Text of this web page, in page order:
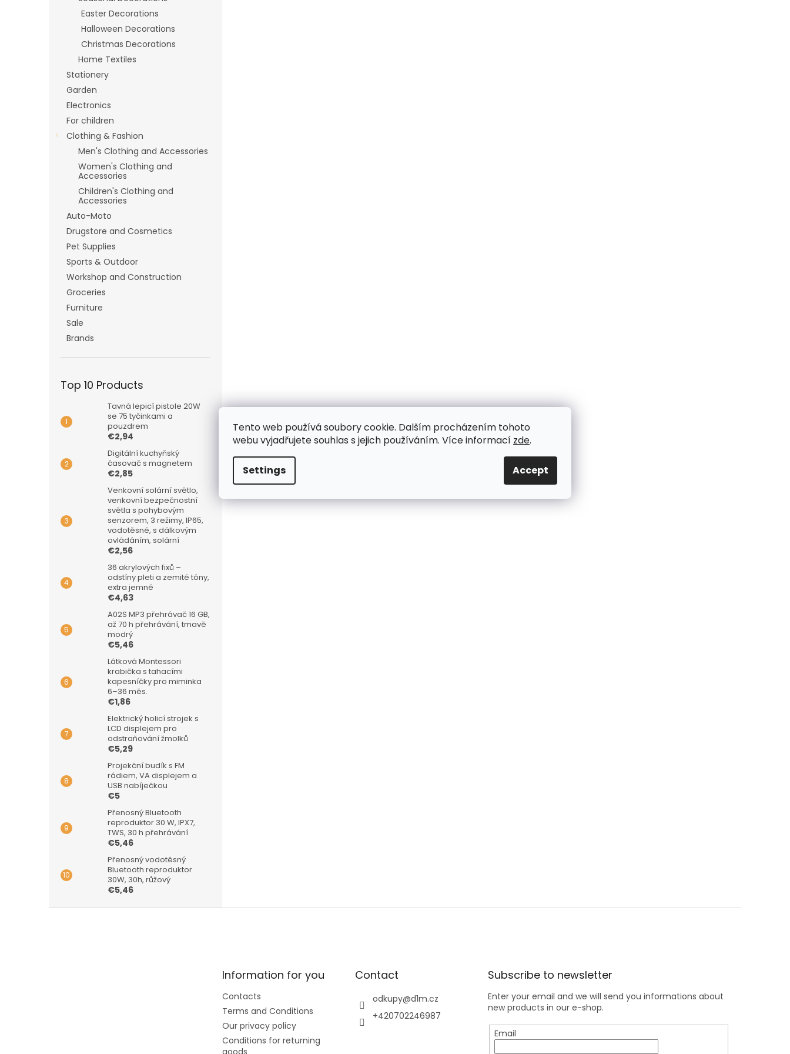
Tento web používá soubory cookie. Dalším procházením tohoto
webu vyjadřujete souhlas s jejich používáním. Více informací zde.
Settings Accept
Easter Decorations
Halloween Decorations
Christmas Decorations
Home Textiles
Stationery
Garden
Electronics
For children
Clothing & Fashion
Men's Clothing and Accessories
Women's Clothing and
Accessories
Children's Clothing and
Accessories
Auto-Moto
Drugstore and Cosmetics
Pet Supplies
Sports & Outdoor
Workshop and Construction
Groceries
Furniture
Sale
Brands
Top 10 Products
Tavná lepicí pistole 20W
se 75 tyčinkami a
pouzdrem
€2,94
Digitální kuchyňský
časovač s magnetem
€2,85
Venkovní solární světlo,
venkovní bezpečnostní
světla s pohybovým
senzorem, 3 režimy, IP65,
vodotěsné, s dálkovým
ovládáním, solární
€2,56
36 akrylových fixů –
odstíny pleti a zemité tóny,
extra jemné
€4,63
A02S MP3 přehrávač 16 GB,
až 70 h přehrávání, tmavě
modrý
€5,46
Látková Montessori
krabička s tahacími
kapesníčky pro miminka
6–36 měs.
€1,86
Elektrický holicí strojek s
LCD displejem pro
odstraňování žmolků
€5,29
Projekční budík s FM
rádiem, VA displejem a
USB nabíječkou
€5
Přenosný Bluetooth
reproduktor 30 W, IPX7,
TWS, 30 h přehrávání
€5,46
Přenosný vodotěsný
Bluetooth reproduktor
30W, 30h, růžový
€5,46
Information for you
Contacts
Terms and Conditions
Our privacy policy
Conditions for returning
goods
Contact
odkupy@d1m.cz
+420702246987
Subscribe to newsletter
Enter your email and we will send you informations about
new products in our e-shop.
Email